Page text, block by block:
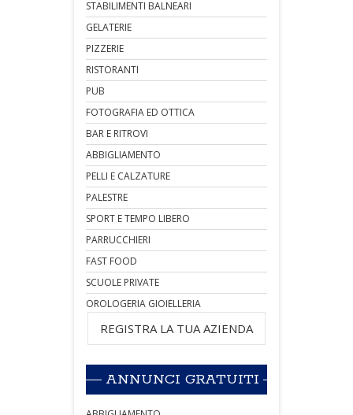
STABILIMENTI BALNEARI
GELATERIE
PIZZERIE
RISTORANTI
PUB
FOTOGRAFIA ED OTTICA
BAR E RITROVI
ABBIGLIAMENTO
PELLI E CALZATURE
PALESTRE
SPORT E TEMPO LIBERO
PARRUCCHIERI
FAST FOOD
SCUOLE PRIVATE
OROLOGERIA GIOIELLERIA
REGISTRA LA TUA AZIENDA
ANNUNCI GRATUITI